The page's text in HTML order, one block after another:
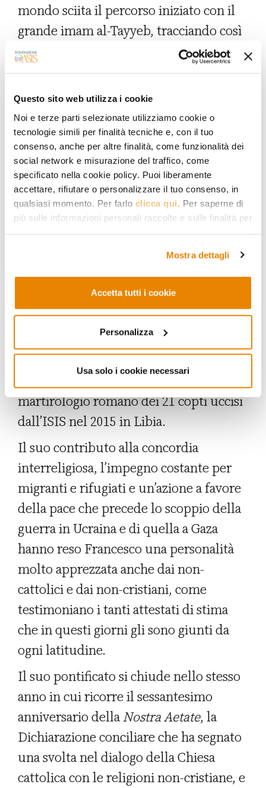
Questo sito web utilizza i cookie
Noi e terze parti selezionate utilizziamo cookie o
tecnologie simili per finalità tecniche e, con il tuo
consenso, anche per altre finalità, come funzionalità dei
social network e misurazione del traffico, come
specificato nella cookie policy. Puoi liberamente
accettare, rifiutare o personalizzare il tuo consenso, in
qualsiasi momento. Per farlo clicca qui . Per saperne di
più sulle informazioni personali raccolte e sulle finalità per
Mostra dettagli
Accetta tutti i cookie
Personalizza
Usa solo i cookie necessari
mondo sciita il percorso iniziato con il
grande imam al-Tayyeb, tracciando così
un sorprendente
triangolo del dialogo
interreligioso e interconfessionale tra
Chiesa cattolica, musulmani sunniti e
musulmani sciiti.
Durante il pontificato di Francesco, il
dialogo con l’Islam è andato di pari
passo con l’attenzione per la
testimonianza di fede delle comunità
cristiane che vivono, spesso in
condizioni precarie, nei Paesi a
maggioranza musulmana. Soprattutto
nella tragica stagione del terrorismo
jihadista, Papa Bergoglio ha evocato in
più di un’occasione il valore
dell’“ecumenismo del sangue”, un
richiamo che nel 2023 ha avuto una
martirologio romano dei 21 copti uccisi
dall’ISIS nel 2015 in Libia.
Il suo contributo alla concordia
interreligiosa, l’impegno costante per
migranti e rifugiati e un’azione a favore
della pace che precede lo scoppio della
guerra in Ucraina e di quella a Gaza
hanno reso Francesco una personalità
molto apprezzata anche dai non-
cattolici e dai non-cristiani, come
testimoniano i tanti attestati di stima
che in questi giorni gli sono giunti da
ogni latitudine.
Il suo pontificato si chiude nello stesso
anno in cui ricorre il sessantesimo
anniversario dellaNostra Aetate, la
Dichiarazione conciliare che ha segnato
una svolta nel dialogo della Chiesa
cattolica con le religioni non-cristiane, e